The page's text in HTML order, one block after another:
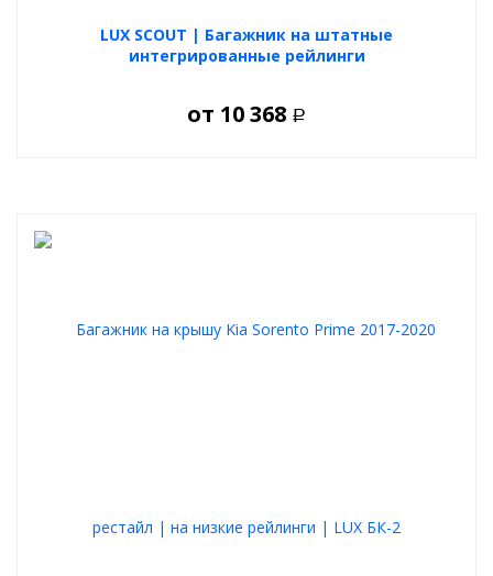
LUX SCOUT | Багажник на штатные
интегрированные рейлинги
от 10 368 Р